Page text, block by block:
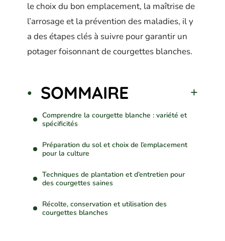
le choix du bon emplacement, la maîtrise de
l’arrosage et la prévention des maladies, il y
a des étapes clés à suivre pour garantir un
potager foisonnant de courgettes blanches.
SOMMAIRE
Comprendre la courgette blanche : variété et
spécificités
Préparation du sol et choix de l’emplacement
pour la culture
Techniques de plantation et d’entretien pour
des courgettes saines
Récolte, conservation et utilisation des
courgettes blanches